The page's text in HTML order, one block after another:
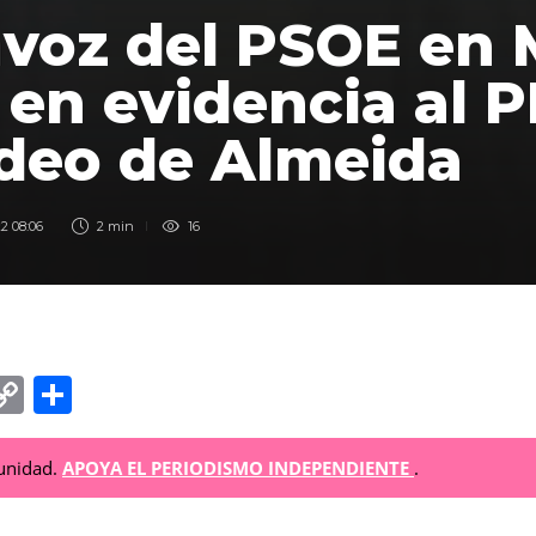
del PSOE en
evidencia al
de Almeida
08:06 2 min 16
C
o
p
o
m
APOYA EL PERIODISMO INDEPENDIENTE .